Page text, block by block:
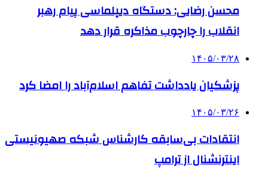
محسن رضایی: دستگاه دیپلماسی پیام رهبر
انقلاب را چارچوب مذاکره قرار دهد
۱۴۰۵/۰۳/۲۸
پزشکیان یادداشت تفاهم اسلام‌آباد را امضا کرد
۱۴۰۵/۰۳/۲۶
انتقادات بی‌سابقه کارشناس شبکه صهیونیستی
اینترنشنال از ترامپ